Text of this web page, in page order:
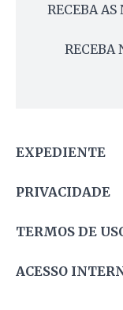
RECEBA AS
RECEBA
EXPEDIENTE
PRIVACIDADE
TERMOS DE
ACESSO